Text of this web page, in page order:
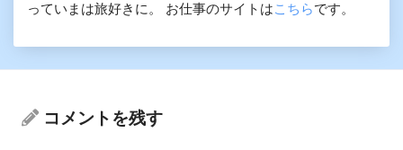
っていまは旅好きに。 お仕事のサイトはこちらです。
コメントを残す